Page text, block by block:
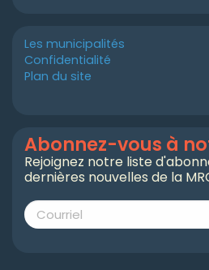
Les municipalités
Confidentialité
Plan du site
Abonnez-vous à
Rejoignez notre liste
dernières nouvelles de la